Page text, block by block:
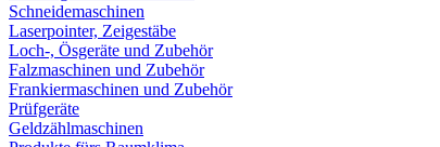
Schneidemaschinen
Laserpointer, Zeigestäbe
Loch-, Ösgeräte und Zubehör
Falzmaschinen und Zubehör
Frankiermaschinen und Zubehör
Prüfgeräte
Geldzählmaschinen